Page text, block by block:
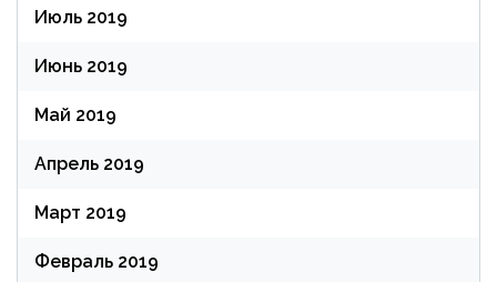
Июль 2019
Июнь 2019
Май 2019
Апрель 2019
Март 2019
Февраль 2019